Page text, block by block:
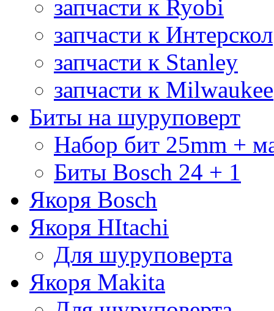
запчасти к Ryobi
запчасти к Интерскол
запчасти к Stanley
запчасти к Milwaukee
Биты на шуруповерт
Набор бит 25mm +
Биты Bosch 24 + 1
Якоря Bosch
Якоря HItachi
Для шуруповерта
Якоря Makita